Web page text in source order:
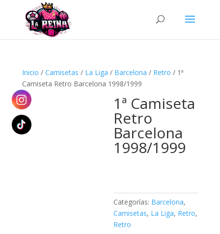
Búsqueda
productos
Inicio / Camisetas / La Liga / Barcelona / Retro / 1ª
Camiseta Retro Barcelona 1998/1999
1ª Camiseta
Retro
Barcelona
1998/1999
Categorías: Barcelona,
Camisetas, La Liga, Retro,
Retro